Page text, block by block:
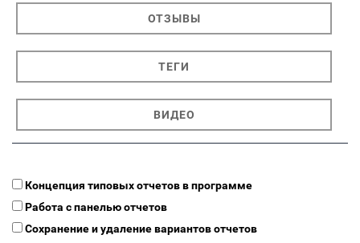
ОТЗЫВЫ
ТЕГИ
ВИДЕО
Концепция типовых отчетов в программе
Работа с панелью отчетов
Сохранение и удаление вариантов отчетов